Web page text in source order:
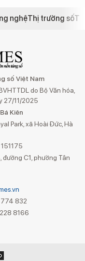
nghệThị trường số
số Việt Nam
do Bộ Văn hóa,
27/11/2025
Kiên
Park, xã Hoài Đức, Hà
đường C1, phường Tân
832
8166